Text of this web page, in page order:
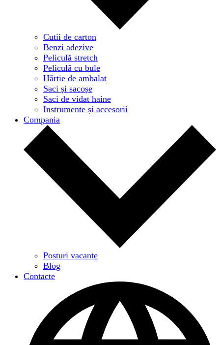
Cutii de carton
Benzi adezive
Peliculă stretch
Peliculă cu bule
Hârtie de ambalat
Saci și sacoșe
Saci de vidat haine
Instrumente și accesorii
Compania
Posturi vacante
Blog
Contacte